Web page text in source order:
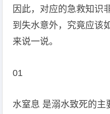
因此，对应的急救知识
到失水意外，究竟应该
来说一说。
01
水窒息 是溺水致死的主